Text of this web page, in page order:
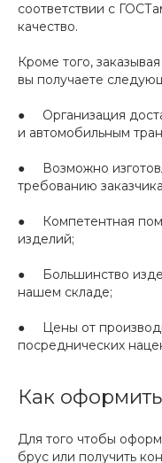
соответствии с
качество.
Кроме того,
вы получаете
● Организация
и автомобильным
● Возможно
требованию
● Компетентная
изделий;
● Большинство
нашем складе;
● Цены от
посреднических
Как оформить
Для того чтобы
брус или получить